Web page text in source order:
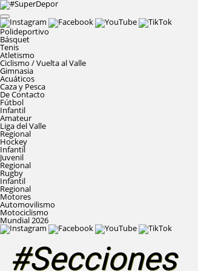
Polideportivo
Básquet
Tenis
Atletismo
Ciclismo / Vuelta al Valle
Gimnasia
Acuáticos
Caza y Pesca
De Contacto
Fútbol
Infantil
Amateur
Liga del Valle
Regional
Hockey
Infantil
Juvenil
Regional
Rugby
Infantil
Regional
Motores
Automovilismo
Motociclismo
Mundial 2026
#Secciones